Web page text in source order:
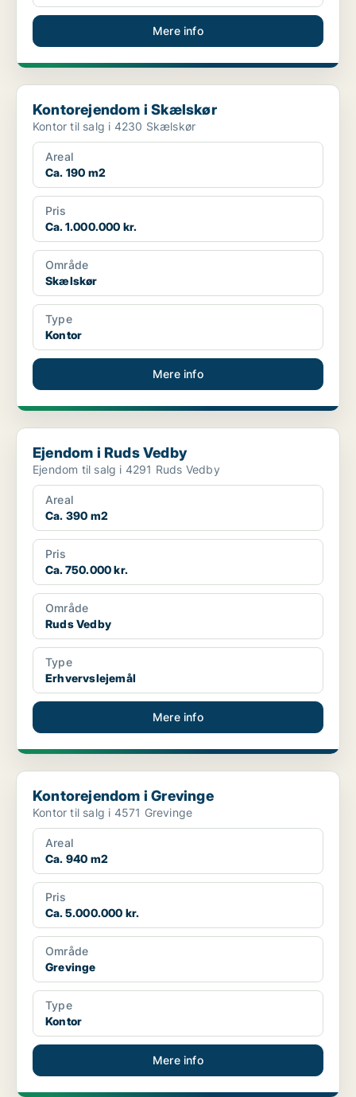
Mere info
Kontorejendom i Skælskør
Kontorejendom i Skælskør
Kontor til salg i 4230 Skælskør
Areal
Ca. 190 m2
Pris
Ca. 1.000.000 kr.
Område
Skælskør
Type
Kontor
Mere info
Ejendom i Ruds Vedby
Ejendom i Ruds Vedby
Ejendom til salg i 4291 Ruds Vedby
Areal
Ca. 390 m2
Pris
Ca. 750.000 kr.
Område
Ruds Vedby
Type
Erhvervslejemål
Mere info
Kontorejendom i Grevinge
Kontorejendom i Grevinge
Kontor til salg i 4571 Grevinge
Areal
Ca. 940 m2
Pris
Ca. 5.000.000 kr.
Område
Grevinge
Type
Kontor
Mere info